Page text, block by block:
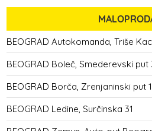
BEOGRAD Autokomanda, Triše
BEOGRAD Boleč, Smederevski put
BEOGRAD Borča, Zrenjaninski put
BEOGRAD Ledine, Surčinska 31